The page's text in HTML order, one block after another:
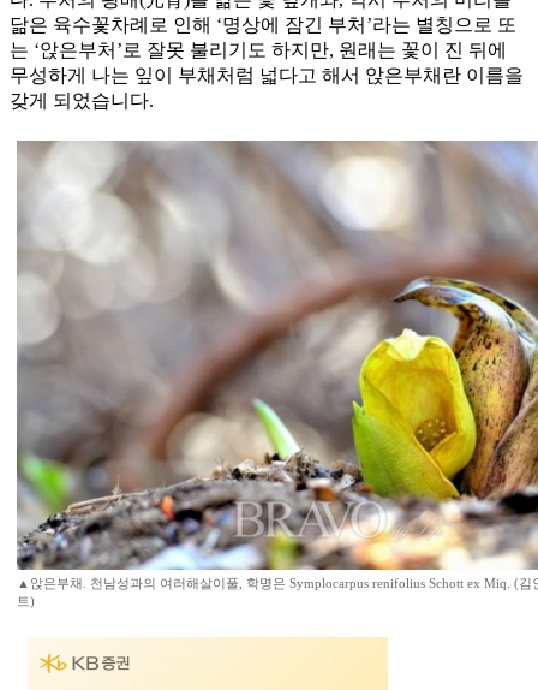
닮은 육수꽃차례로 인해 ‘명상에 잠긴 부처’라는 별칭으로 또
는 ‘앉은부처’로 잘못 불리기도 하지만, 원래는 꽃이 진 뒤에
무성하게 나는 잎이 부채처럼 넓다고 해서 앉은부채란 이름을
갖게 되었습니다.
▲앉은부채. 천남성과의 여러해살이풀, 학명은 Symplocarpus renifolius Schott ex Miq. (김
트)